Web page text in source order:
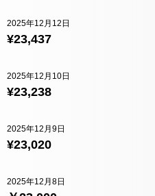
¥23,437
2025年12月12日
¥23,238
2025年12月10日
¥23,020
2025年12月9日
2025年12月8日